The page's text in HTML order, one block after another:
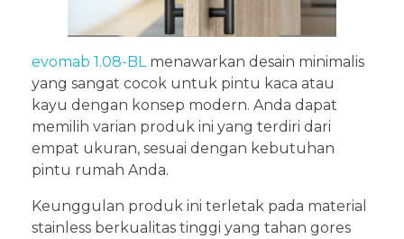
evomab 1.08-BL menawarkan desain minimalis
yang sangat cocok untuk pintu kaca atau
kayu dengan konsep modern. Anda dapat
memilih varian produk ini yang terdiri dari
empat ukuran, sesuai dengan kebutuhan
pintu rumah Anda.
Keunggulan produk ini terletak pada material
stainless berkualitas tinggi yang tahan gores